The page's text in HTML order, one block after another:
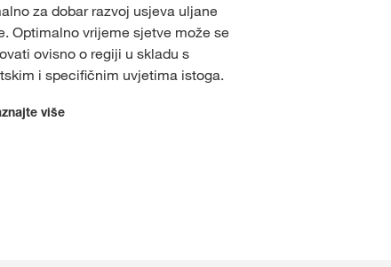
za dobar razvoj usjeva uljane
Optimalno vrijeme sjetve može se
ovisno o regiji u skladu s
i specifičnim uvjetima istoga.
više